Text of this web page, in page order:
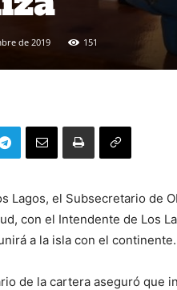
de 2019 151
Lagos, el Subsecretario de
con el Intendente de Los
a la isla con el continente.
de la cartera aseguró que